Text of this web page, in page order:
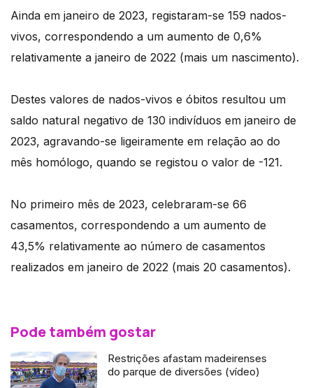
Ainda em janeiro de 2023, registaram-se 159 nados-
vivos, correspondendo a um aumento de 0,6%
relativamente a janeiro de 2022 (mais um nascimento).
Destes valores de nados-vivos e óbitos resultou um
saldo natural negativo de 130 indivíduos em janeiro de
2023, agravando-se ligeiramente em relação ao do
mês homólogo, quando se registou o valor de -121.
No primeiro mês de 2023, celebraram-se 66
casamentos, correspondendo a um aumento de
43,5% relativamente ao número de casamentos
realizados em janeiro de 2022 (mais 20 casamentos).
Pode também gostar
Restrições afastam madeirenses
do parque de diversões (vídeo)